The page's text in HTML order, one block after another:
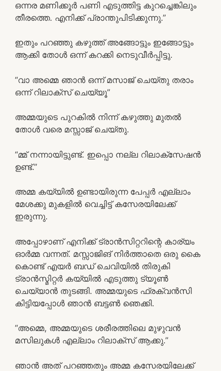
ഒന്നര മണിക്കൂർ പണി എടുത്തിട്ട കുറച്ചെങ്കിലും
തീരത്തെ. എനിക്ക് പ്രാന്തുപിടിക്കുന്നു.”
ഇതും പറഞ്ഞു കഴുത്ത് അങ്ങോട്ടും ഇങ്ങോട്ടും
ആക്കി തോൾ ഒന്ന് കറക്കി നെടുവീർപ്പിട്ടു.
“വാ അമ്മെ ഞാൻ ഒന്ന് മസാജ് ചെയ്തു തരാം
ഒന്ന് റിലാക്സ് ചെയ്യൂ”
അമ്മയുടെ പുറകിൽ നിന്ന് കഴുത്തു മുതൽ
തോൾ വരെ മസ്സാജ് ചെയ്തു.
“മ്മ് നന്നായിട്ടുണ്ട്. ഇപ്പൊ നല്ല റിലാക്‌സേഷൻ
ഉണ്ട്.”
അമ്മ കയ്യിൽ ഉണ്ടായിരുന്ന പേപ്പർ എല്ലാം
മേശക്കു മുകളിൽ വെച്ചിട്ട് കസേരയിലേക്ക്
ഇരുന്നു.
അപ്പോഴാണ് എനിക്ക് ട്രാൻസിറ്ററിന്റെ കാര്യം
ഓർമ്മ വന്നത്. മസ്സാജിങ് നിർത്താതെ ഒരു കൈ
കൊണ്ട് എയർ ബഡ് ചെവിയിൽ തിരുകി
ട്രാൻസ്മിറ്റർ കയ്യിൽ എടുത്തു ട്യൂൺ
ചെയ്യാൻ തുടങ്ങി. അമ്മയുടെ ഫ്രക്വൻസി
കിട്ടിയപ്പോൾ ഞാൻ ബട്ടൺ ഞെക്കി.
“അമ്മെ, അമ്മയുടെ ശരീരത്തിലെ മുഴുവൻ
മസിലുകൾ എല്ലാം റിലാക്സ് ആക്കു.”
ഞാൻ അത് പറഞ്ഞതും അമ്മ കസേരയിലേക്ക്